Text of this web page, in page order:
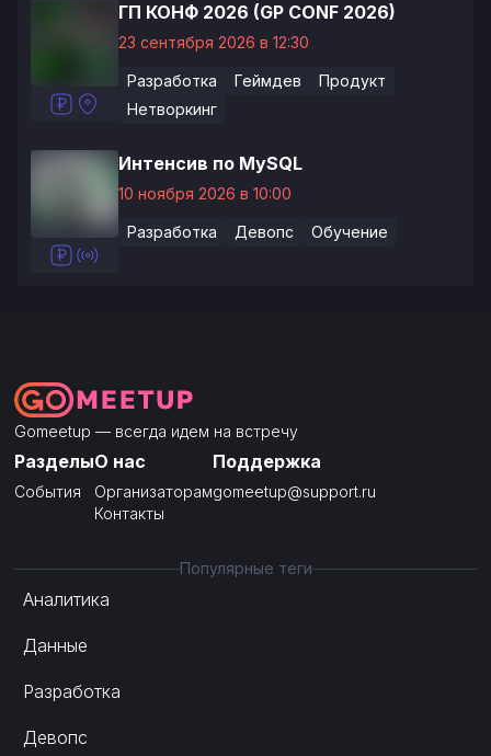
ГП КОНФ 2026 (GP CONF 2026)
23 сентября 2026 в 12:30
Разработка Геймдев
Продукт
Нетворкинг
Интенсив по MySQL
10 ноября 2026 в 10:00
Разработка Девопс Обучение
Gomeetup — всегда идем на встречу
Разделы
События
О нас
Организаторам
Контакты
Поддержка
gomeetup@support.ru
Популярные теги
Аналитика
Данные
Разработка
Девопс